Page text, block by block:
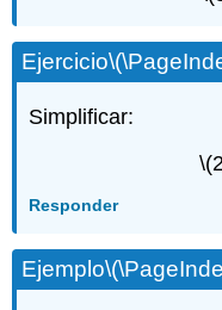
Ejercicio
Simplificar:
Responder
Ejemplo